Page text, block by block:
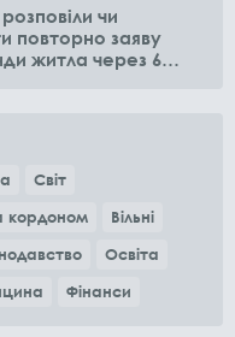
чи
повторно заяву
житла через 6
Світ
кордоном
Вільні
Освіта
Фінанси